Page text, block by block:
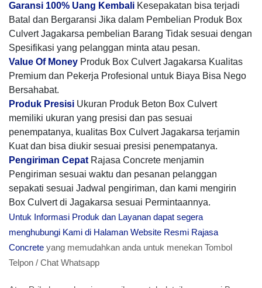
Garansi 100% Uang Kembali Kesepakatan bisa terjadi
Batal dan Bergaransi Jika dalam Pembelian Produk Box
Culvert Jagakarsa pembelian Barang Tidak sesuai dengan
Spesifikasi yang pelanggan minta atau pesan.
Value Of Money Produk Box Culvert Jagakarsa Kualitas
Premium dan Pekerja Profesional untuk Biaya Bisa Nego
Bersahabat.
Produk Presisi Ukuran Produk Beton Box Culvert
memiliki ukuran yang presisi dan pas sesuai
penempatanya, kualitas Box Culvert Jagakarsa terjamin
Kuat dan bisa diukir sesuai presisi penempatanya.
Pengiriman Cepat Rajasa Concrete menjamin
Pengiriman sesuai waktu dan pesanan pelanggan
sepakati sesuai Jadwal pengiriman, dan kami mengirin
Box Culvert di Jagakarsa sesuai Permintaannya.
Untuk Informasi Produk dan Layanan dapat segera
menghubungi Kami di Halaman Website Resmi Rajasa
Concrete yang memudahkan anda untuk menekan Tombol
Telpon / Chat Whatsapp